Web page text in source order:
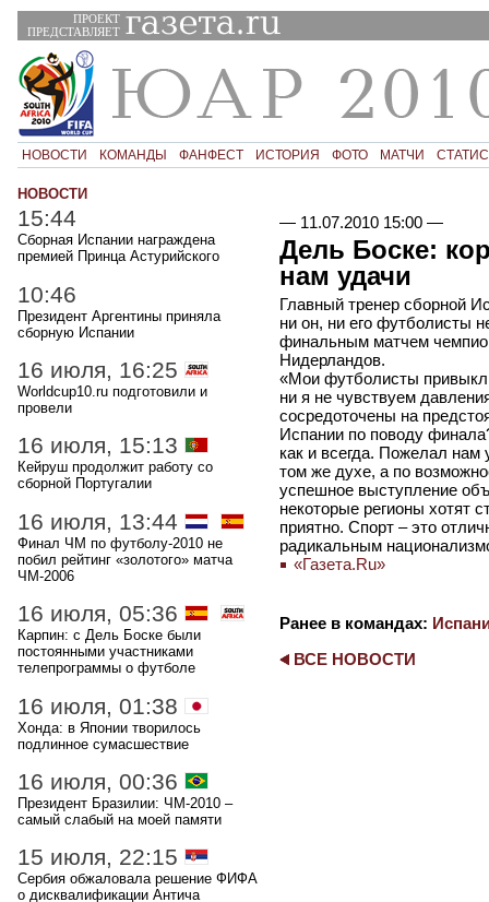
ПРОЕКТ
ПРЕДСТАВЛЯЕТ
НОВОСТИ КОМАНДЫ ФАНФЕСТ ИСТОРИЯ ФОТО МАТЧИ
— 11.07.2010 15:00—
Дель Боске:
нам удачи
Главный тренер сборной
ни он, ни его футболисты
финальным матчем
Нидерландов.
«Мои футболисты
ни я не чувствуем
сосредоточены на
Испании по поводу
как и всегда. Пожелал нам
том же духе, а по
успешное выступление
некоторые регионы хотят
приятно. Спорт – это
радикальным
«Газета.Ru»
Ранее в командах:
ВСЕ НОВОСТИ
НОВОСТИ
15:44
Сборная Испании награждена
премией Принца Астурийского
10:46
Президент Аргентины приняла
сборную Испании
16 июля, 16:25
Worldcup10.ru подготовили и
провели
16 июля, 15:13
Кейруш продолжит работу со
сборной Португалии
16 июля, 13:44
Финал ЧМ по футболу-2010 не
побил рейтинг «золотого» матча
ЧМ-2006
16 июля, 05:36
Карпин: с Дель Боске были
постоянными участниками
телепрограммы о футболе
16 июля, 01:38
Хонда: в Японии творилось
подлинное сумасшествие
16 июля, 00:36
Президент Бразилии: ЧМ-2010 –
самый слабый на моей памяти
15 июля, 22:15
Сербия обжаловала решение ФИФА
о дисквалификации Антича